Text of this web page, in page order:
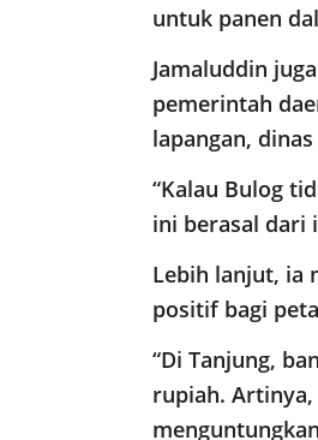
untuk panen
Jamaluddin
pemerintah
lapangan,
“Kalau Bulog
ini berasal dari
Lebih lanjut, ia
positif bagi
“Di Tanjung,
rupiah.